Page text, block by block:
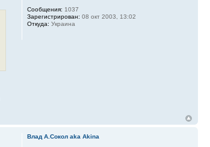
Сообщения: 1037
Зарегистрирован: 08 окт 2003, 13:02
Откуда: Украина
Влад А.Сокол aka Akina